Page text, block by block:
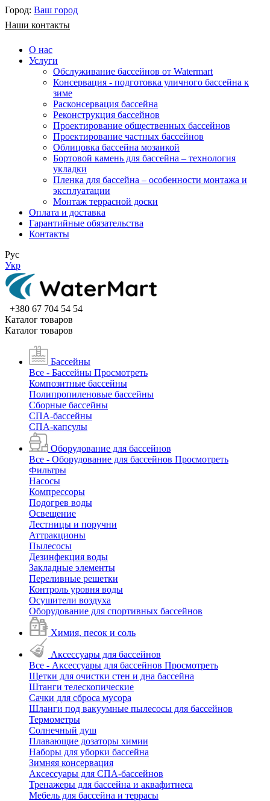
Город: Ваш город
Наши контакты
О нас
Услуги
Обслуживание бассейнов от Watermart
Консервация - подготовка уличного бассейна к
зиме
Расконсервация бассейна
Реконструкция бассейнов
Проектирование общественных бассейнов
Проектирование частных бассейнов
​Облицовка бассейна мозаикой
Бортовой камень для бассейна – технология
укладки
Пленка для бассейна – особенности монтажа и
эксплуатации
Монтаж террасной доски
Оплата и доставка
Гарантийные обязательства
Контакты
Рус
Укр
+380 67 704 54 54
Каталог товаров
Каталог товаров
Бассейны
Все - Бассейны Просмотреть
Композитные бассейны
Полипропиленовые бассейны
Сборные бассейны
СПА-бассейны
СПА-капсулы
Оборудование для бассейнов
Все - Оборудование для бассейнов Просмотреть
Фильтры
Насосы
Компрессоры
Подогрев воды
Освещение
Лестницы и поручни
Аттракционы
Пылесосы
Дезинфекция воды
Закладные элементы
Переливные решетки
Контроль уровня воды
Осушители воздуха
Оборудование для спортивных бассейнов
Химия, песок и соль
Аксессуары для бассейнов
Все - Аксессуары для бассейнов Просмотреть
Щетки для очистки стен и дна бассейна
Штанги телескопические
Сачки для сброса мусора
Шланги под вакуумные пылесосы для бассейнов
Термометры
Солнечный душ
Плавающие дозаторы химии
Наборы для уборки бассейна
Зимняя консервация
Аксессуары для СПА-бассейнов
Тренажеры для бассейна и аквафитнеса
Мебель для бассейна и террасы